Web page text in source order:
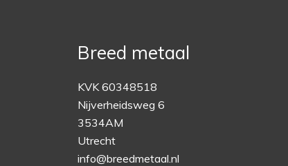
Breed metaal
KVK 60348518
Nijverheidsweg 6
3534AM
Utrecht
info@breedmetaal.nl